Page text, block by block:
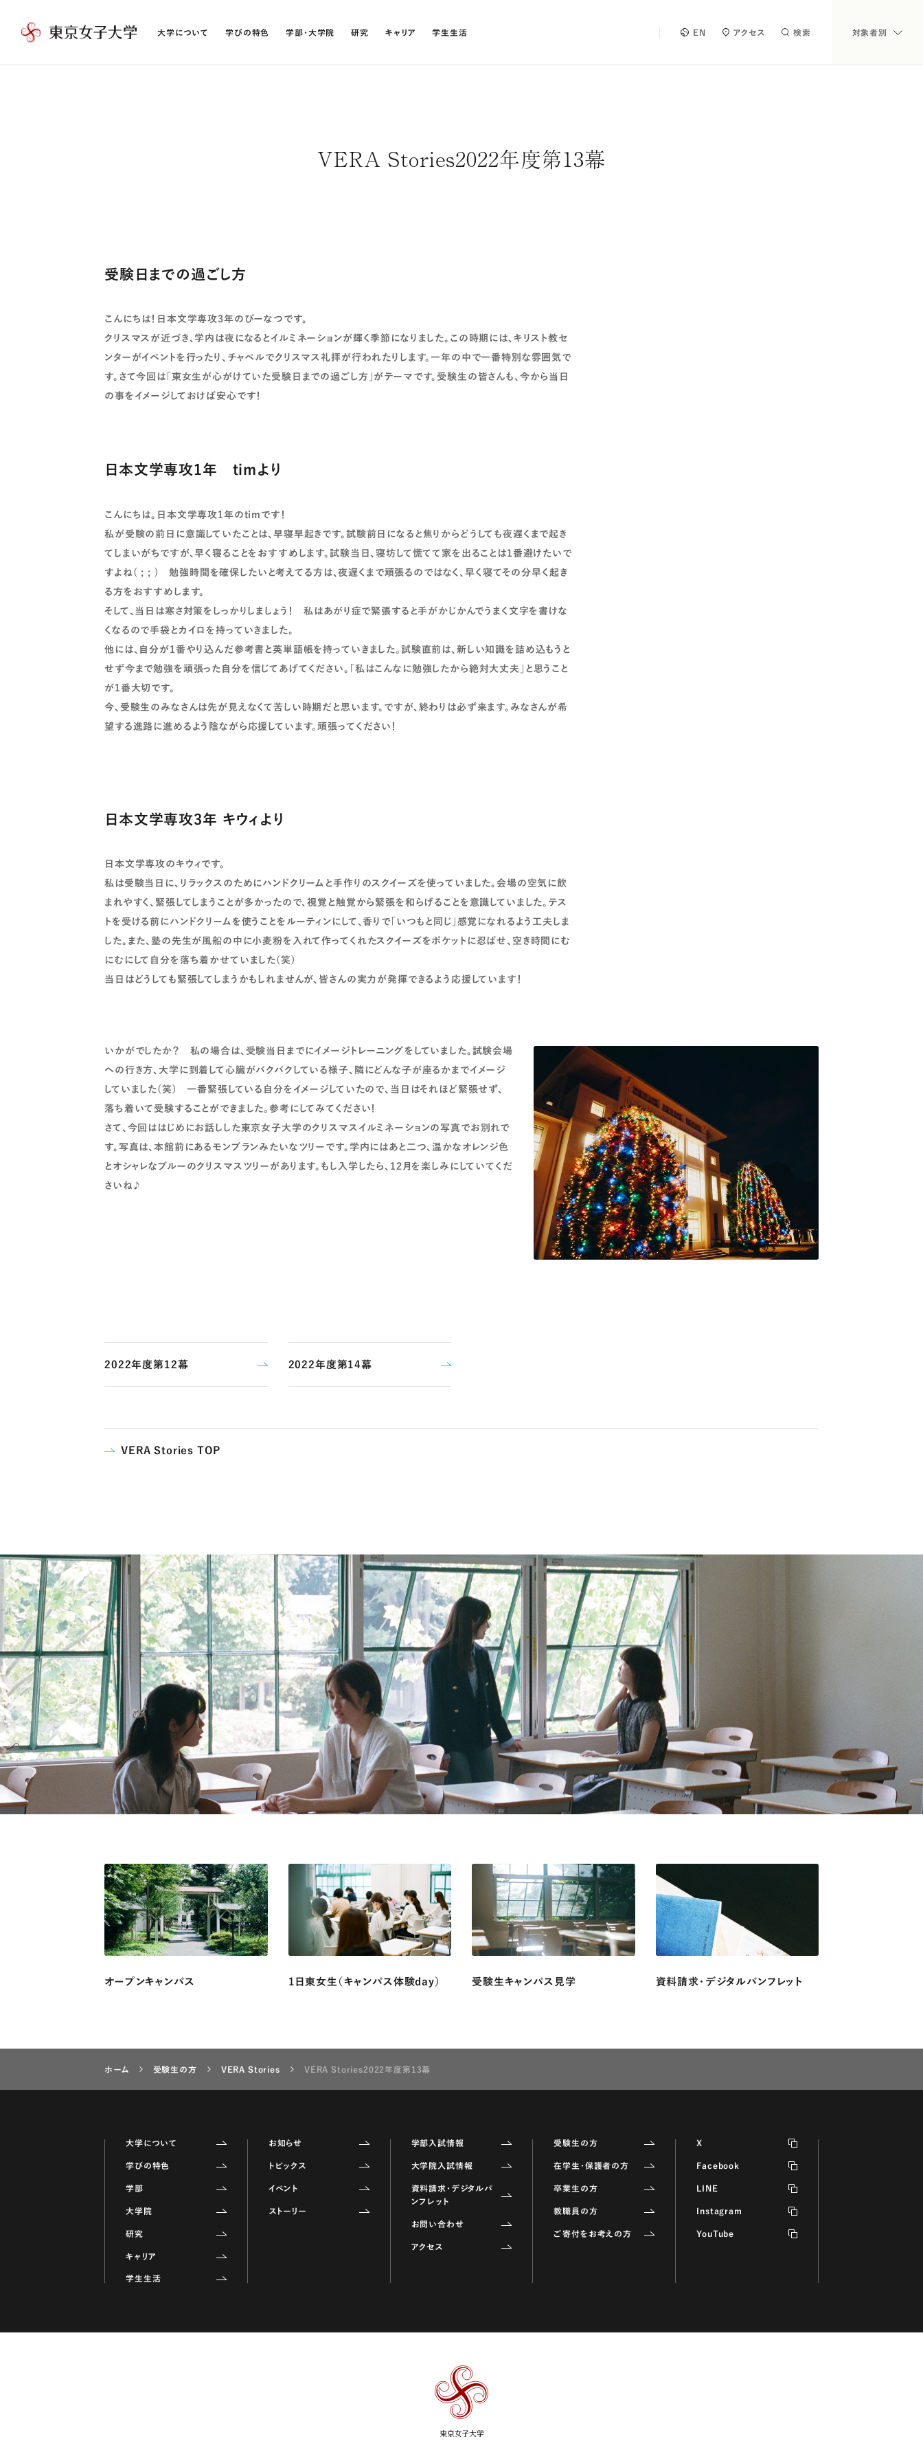
東
大学について 学びの特色 学部・大学院 研究 キャリア 学生生活 EN アクセス 検索 対象者別
VERA Stories2022年度第13幕
受験日までの過ごし方
こんにちは！日本文学専攻3年のぴーなつです。
クリスマスが近づき、学内は夜になるとイルミネーションが輝く季節になりました。この時期には、キリスト教セ
ンターがイベントを行ったり、チャペルでクリスマス礼拝が行われたりします。一年の中で一番特別な雰囲気で
す。さて今回は「東女生が心がけていた受験日までの過ごし方」がテーマです。受験生の皆さんも、今から当日
の事をイメージしておけば安心です！
日本文学専攻1年 timより
こんにちは。日本文学専攻1年のtimです！
私が受験の前日に意識していたことは、早寝早起きです。試験前日になると焦りからどうしても夜遅くまで起き
てしまいがちですが、早く寝ることをおすすめします。試験当日、寝坊して慌てて家を出ることは1番避けたいで
すよね( ; ; ) 勉強時間を確保したいと考えてる方は、夜遅くまで頑張るのではなく、早く寝てその分早く起き
る方をおすすめします。
そして、当日は寒さ対策をしっかりしましょう！ 私はあがり症で緊張すると手がかじかんでうまく文字を書けな
くなるので手袋とカイロを持っていきました。
他には、自分が1番やり込んだ参考書と英単語帳を持っていきました。試験直前は、新しい知識を詰め込もうと
せず今まで勉強を頑張った自分を信じてあげてください。「私はこんなに勉強したから絶対大丈夫」と思うこと
が1番大切です。
今、受験生のみなさんは先が見えなくて苦しい時期だと思います。ですが、終わりは必ず来ます。みなさんが希
望する進路に進めるよう陰ながら応援しています。頑張ってください！
日本文学専攻3年 キウィより
日本文学専攻のキウィです。
私は受験当日に、リラックスのためにハンドクリームと手作りのスクイーズを使っていました。会場の空気に飲
まれやすく、緊張してしまうことが多かったので、視覚と触覚から緊張を和らげることを意識していました。テス
トを受ける前にハンドクリームを使うことをルーティンにして、香りで「いつもと同じ」感覚になれるよう工夫しま
した。また、塾の先生が風船の中に小麦粉を入れて作ってくれたスクイーズをポケットに忍ばせ、空き時間にむ
にむにして自分を落ち着かせていました(笑)
当日はどうしても緊張してしまうかもしれませんが、皆さんの実力が発揮できるよう応援しています！
いかがでしたか？ 私の場合は、受験当日までにイメージトレーニングをしていました。試験会場
への行き方、大学に到着して心臓がバクバクしている様子、隣にどんな子が座るかまでイメージ
していました(笑) 一番緊張している自分をイメージしていたので、当日はそれほど緊張せず、
落ち着いて受験することができました。参考にしてみてください！
さて、今回ははじめにお話しした東京女子大学のクリスマスイルミネーションの写真でお別れで
す。写真は、本館前にあるモンブランみたいなツリーです。学内にはあと二つ、温かなオレンジ色
とオシャレなブルーのクリスマスツリーがあります。もし入学したら、12月を楽しみにしていてくだ
さいね♪
2022年度第12幕 2022年度第14幕
VERA Stories TOP
オープンキャンパス 1日東女生（キャンパス体験day） 受験生キャンパス見学 資料請求・デジタルパンフレット
ホーム 受験生の方 VERA Stories VERA Stories2022年度第13幕
大学について
学びの特色
学部
大学院
研究
キャリア
学生生活
お知らせ
トピックス
イベント
ストーリー
学部入試情報
大学院入試情報
資料請求・デジタルパ
ンフレット
お問い合わせ
アクセス
受験生の方
在学生・保護者の方
卒業生の方
教職員の方
ご寄付をお考えの方
X
Facebook
LINE
Instagram
YouTube
東